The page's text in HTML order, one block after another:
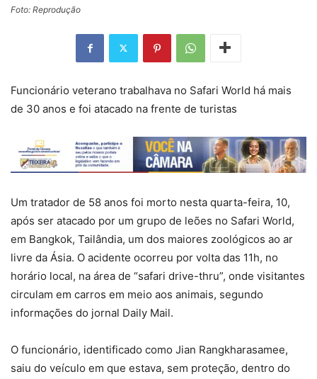
Foto: Reprodução
Funcionário veterano trabalhava no Safari World há mais
de 30 anos e foi atacado na frente de turistas
Um tratador de 58 anos foi morto nesta quarta-feira, 10,
após ser atacado por um grupo de leões no Safari World,
em Bangkok, Tailândia, um dos maiores zoológicos ao ar
livre da Ásia. O acidente ocorreu por volta das 11h, no
horário local, na área de “safari drive-thru”, onde visitantes
circulam em carros em meio aos animais, segundo
informações do jornal Daily Mail.
O funcionário, identificado como Jian Rangkharasamee,
saiu do veículo em que estava, sem proteção, dentro do